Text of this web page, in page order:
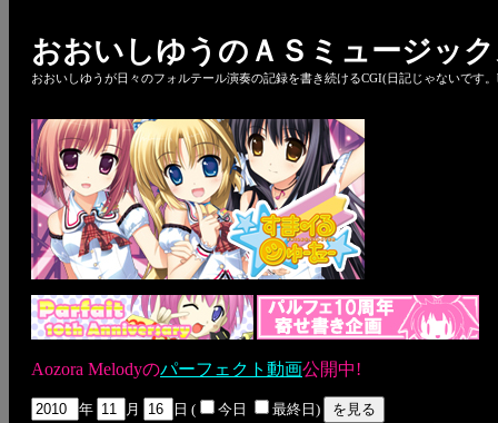
おおいしゆうのＡＳミュージッ
おおいしゆうが日々のフォルテール演奏の記録を書き続けるCGI(日記じゃないです
Aozora Melodyのパーフェクト動画公開中!
年 月 日 ( 今日
最終日)